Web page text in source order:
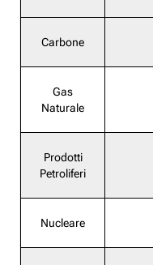
Carbone
Gas
Naturale
Prodotti
Petroliferi
Nucleare